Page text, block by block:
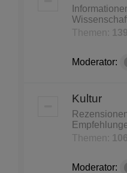
Themen:
139
Moderator:
Kultur
Themen:
106
Moderator: